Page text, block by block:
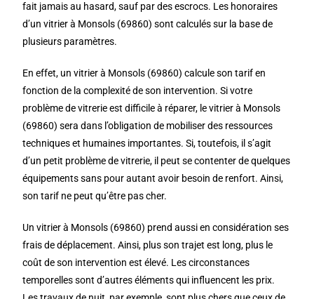
fait jamais au hasard, sauf par des escrocs. Les honoraires
d’un vitrier à Monsols (69860) sont calculés sur la base de
plusieurs paramètres.
En effet, un vitrier à Monsols (69860) calcule son tarif en
fonction de la complexité de son intervention. Si votre
problème de vitrerie est difficile à réparer, le vitrier à Monsols
(69860) sera dans l’obligation de mobiliser des ressources
techniques et humaines importantes. Si, toutefois, il s’agit
d’un petit problème de vitrerie, il peut se contenter de quelques
équipements sans pour autant avoir besoin de renfort. Ainsi,
son tarif ne peut qu’être pas cher.
Un vitrier à Monsols (69860) prend aussi en considération ses
frais de déplacement. Ainsi, plus son trajet est long, plus le
coût de son intervention est élevé. Les circonstances
temporelles sont d’autres éléments qui influencent les prix.